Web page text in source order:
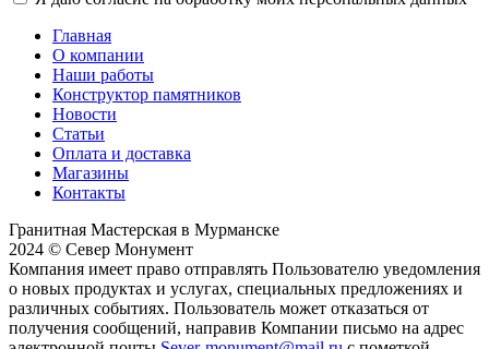
Главная
О компании
Наши работы
Конструктор памятников
Новости
Статьи
Оплата и доставка
Магазины
Контакты
Гранитная Мастерская в Мурманске
2024 © Север Монумент
Компания имеет право отправлять Пользователю уведомления
о новых продуктах и услугах, специальных предложениях и
различных событиях. Пользователь может отказаться от
получения сообщений, направив Компании письмо на адрес